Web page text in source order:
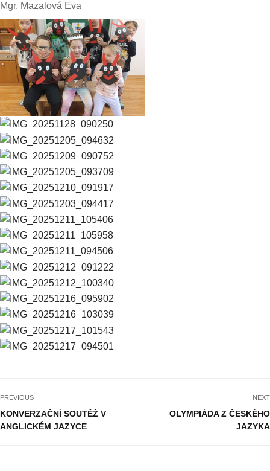
Mgr. Mazalová Eva
PREVIOUS
KONVERZAČNÍ SOUTĚŽ V
ANGLICKÉM JAZYCE
NEXT
OLYMPIÁDA Z ČESKÉHO
JAZYKA